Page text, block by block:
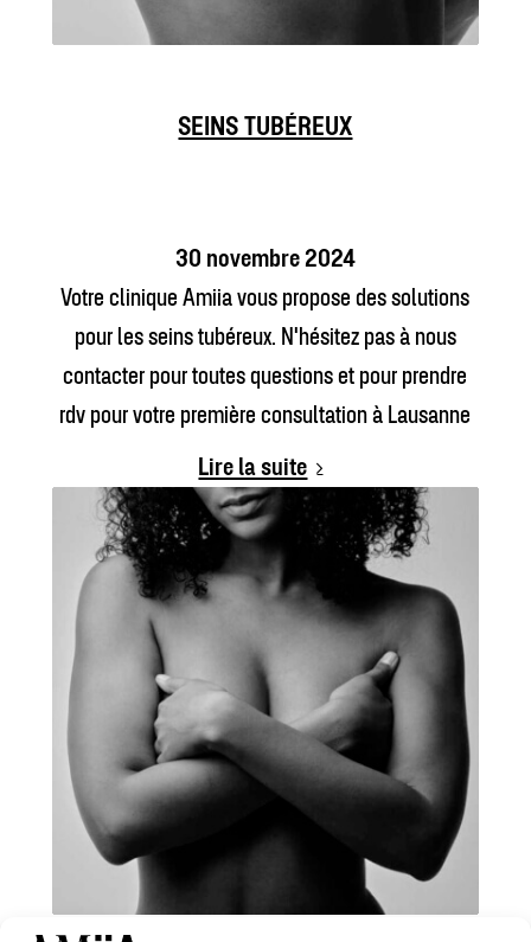
SEINS TUBÉREUX
30 novembre 2024
Votre clinique Amiia vous propose des solutions
pour les seins tubéreux. N'hésitez pas à nous
contacter pour toutes questions et pour prendre
rdv pour votre première consultation à Lausanne
Lire la suite